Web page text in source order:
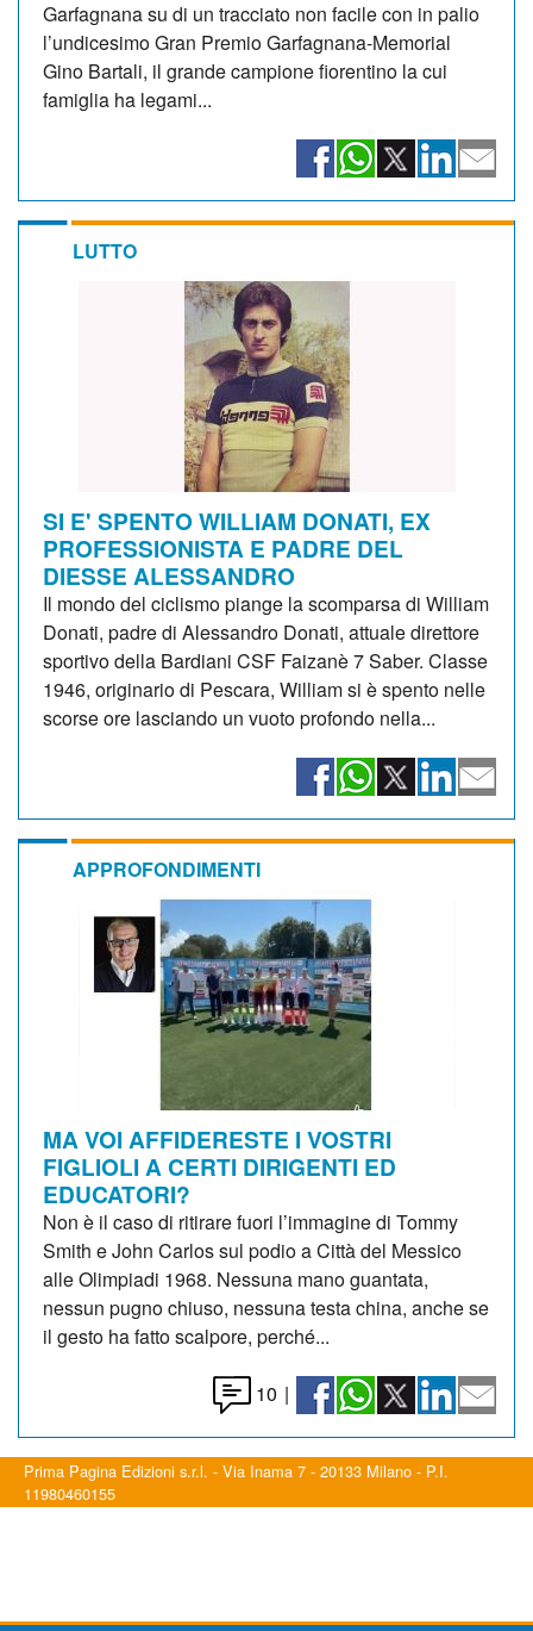
Garfagnana su di un tracciato non facile con in palio
l’undicesimo Gran Premio Garfagnana-Memorial
Gino Bartali, il grande campione fiorentino la cui
famiglia ha legami...
LUTTO
SI E' SPENTO WILLIAM DONATI, EX
PROFESSIONISTA E PADRE DEL
DIESSE ALESSANDRO
Il mondo del ciclismo piange la scomparsa di William
Donati, padre di Alessandro Donati, attuale direttore
sportivo della Bardiani CSF Faizanè 7 Saber. Classe
1946, originario di Pescara, William si è spento nelle
scorse ore lasciando un vuoto profondo nella...
APPROFONDIMENTI
MA VOI AFFIDERESTE I VOSTRI
FIGLIOLI A CERTI DIRIGENTI ED
EDUCATORI?
Non è il caso di ritirare fuori l’immagine di Tommy
Smith e John Carlos sul podio a Città del Messico
alle Olimpiadi 1968. Nessuna mano guantata,
nessun pugno chiuso, nessuna testa china, anche se
il gesto ha fatto scalpore, perché...
10 |
Prima Pagina Edizioni s.r.l. - Via Inama 7 - 20133 Milano - P.I.
11980460155